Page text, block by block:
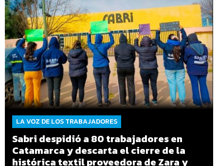
LA VOZ DE LOS TRABAJADORES
Sabri despidió a 80 trabajadores en
Catamarca y descarta el cierre de la
histórica textil proveedora de Zara y